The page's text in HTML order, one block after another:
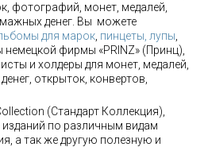
фотографий, монет, медалей,
денег. Вы можете
для марок пинцеты, лупы
фирмы «PRINZ» (Принц),
и холдеры для монет, медалей,
открыток, конвертов,
(Стандарт Коллекция),
изданий по различным видам
а так же другую полезную и